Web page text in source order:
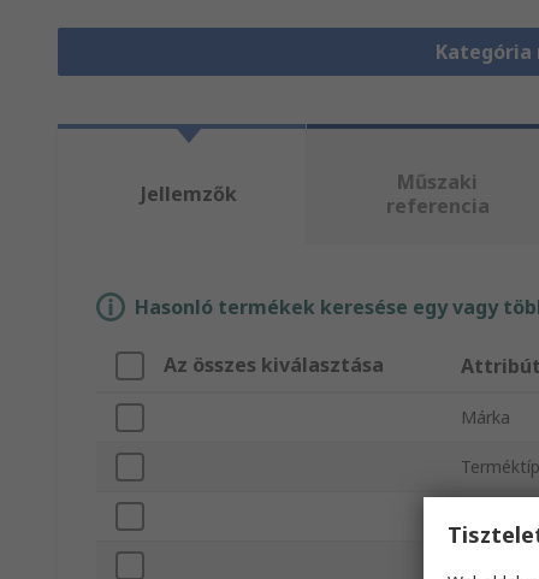
Jellemzők
Műszaki
referencia
Hasonló termékek keresése egy vagy
Az összes kiválasztása
Márka